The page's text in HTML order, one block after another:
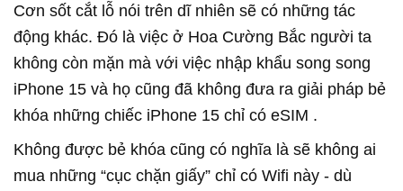
Cơn sốt cắt lỗ nói trên dĩ nhiên sẽ có những tác
động khác. Đó là việc ở Hoa Cường Bắc người ta
không còn mặn mà với việc nhập khẩu song song
iPhone 15 và họ cũng đã không đưa ra giải pháp bẻ
khóa những chiếc iPhone 15 chỉ có eSIM .
Không được bẻ khóa cũng có nghĩa là sẽ không ai
mua những “cục chặn giấy” chỉ có Wifi này - dù